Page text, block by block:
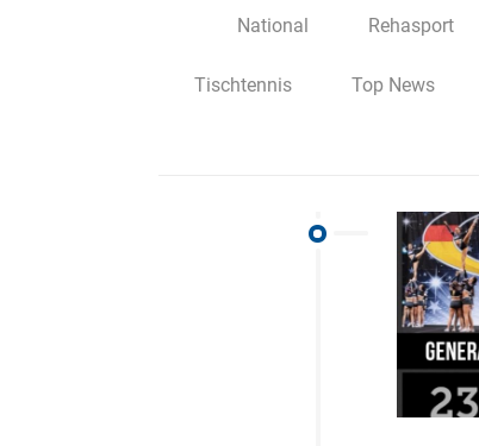
National Rehasport
Tischtennis Top News